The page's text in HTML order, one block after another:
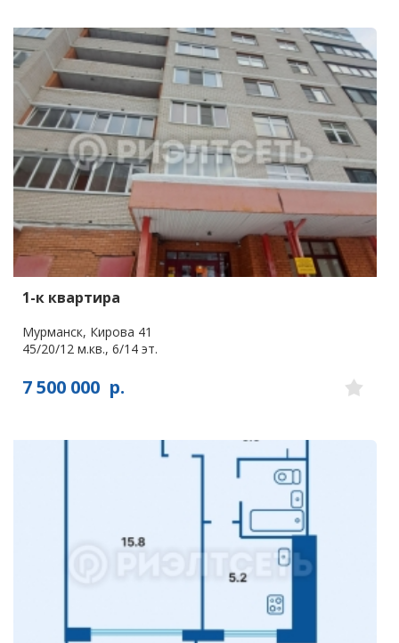
1-к квартира
Мурманск, Кирова 41
45/20/12 м.кв., 6/14 эт.
7 500 000 р.